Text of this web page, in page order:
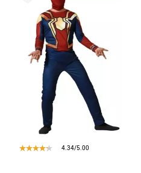
4.34/5.00